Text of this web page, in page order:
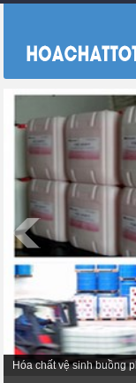
Hóa chất vệ sinh nhà bếp